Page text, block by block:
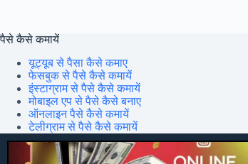
ऑनलाइन
फॉर्म,
पैसे कैसे कमायें
यूट्यूब से पैसा कैसे कमाए
फेसबुक से पैसे कैसे कमायें
इंस्टाग्राम से पैसे कैसे कमायें
मोबाइल एप से पैसे कैसे बनाए
ऑनलाइन पैसे कैसे कमायें
टेलीग्राम से पैसे कैसे कमायें